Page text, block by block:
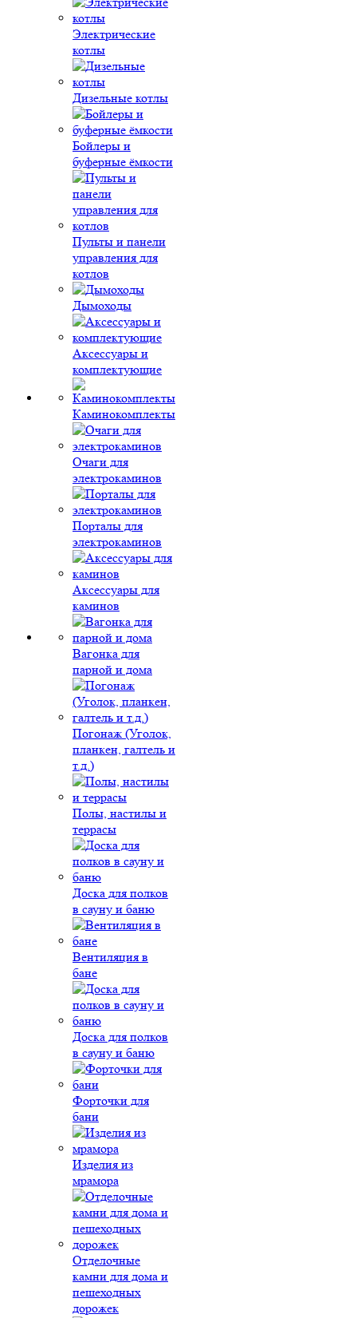
Электрические
котлы
Дизельные котлы
Бойлеры и
буферные ёмкости
Пульты и панели
управления для
котлов
Дымоходы
Аксессуары и
комплектующие
Каминокомплекты
Очаги для
электрокаминов
Порталы для
электрокаминов
Аксессуары для
каминов
Вагонка для
парной и дома
Погонаж (Уголок,
планкен, галтель и
т.д.)
Полы, настилы и
террасы
Доска для полков
в сауну и баню
Вентиляция в
бане
Доска для полков
в сауну и баню
Форточки для
бани
Изделия из
мрамора
Отделочные
камни для дома и
пешеходных
дорожек